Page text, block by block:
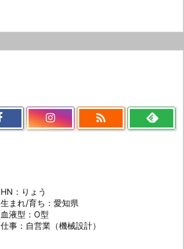

HN：りょう
生まれ/育ち：愛知県
血液型：O型
仕事：自営業（機械設計）